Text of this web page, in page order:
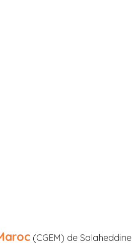
(CGEM) de Salaheddine